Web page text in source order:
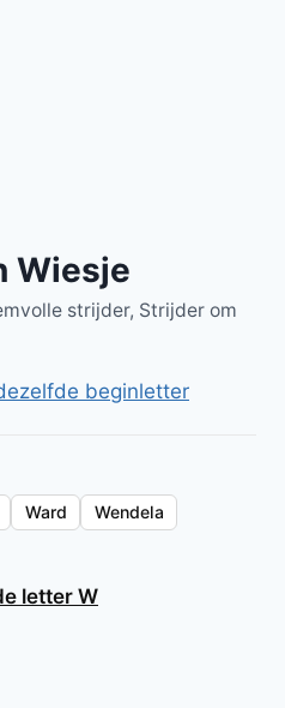
Wiesje
strijder, Strijder om
beginletter
Ward
Wendela
letter W